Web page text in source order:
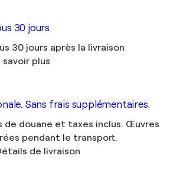
30 jours
30 jours après la livraison
savoir plus
Sans frais supplémentaires.
de douane et taxes inclus. Œuvres
pendant le transport.
de livraison